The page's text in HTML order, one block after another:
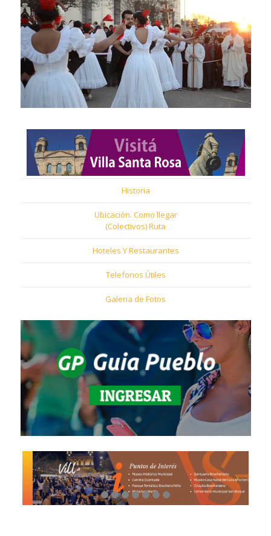
Historia
Ubicación. Como llegar
(Colectivos) Ruta
Hoteles Y Restaurantes
Telefonos Útiles
Galeria de Fotos